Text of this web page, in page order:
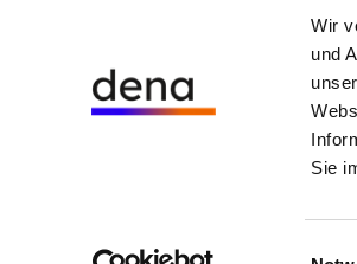
Wir
und
Sie
Cookie-
Datenschutz